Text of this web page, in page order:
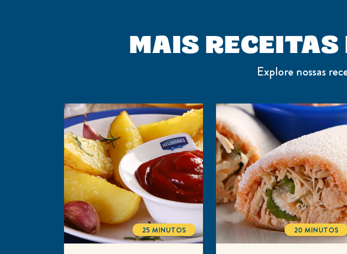
MAIS
Explore nossas
TOTALTIME
25 MINUTOS TOTALTIME
20 MINUTOS